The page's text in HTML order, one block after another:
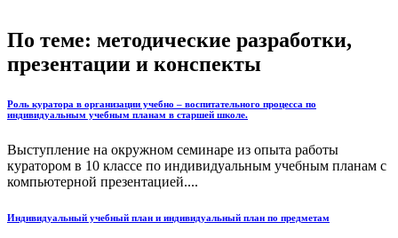
По теме: методические разработки,
презентации и конспекты
Роль куратора в организации учебно – воспитательного процесса по
индивидуальным учебным планам в старшей школе.
Выступление на окружном семинаре из опыта работы
куратором в 10 классе по индивидуальным учебным планам с
компьютерной презентацией....
Индивидуальный учебный план и индивидуальный план по предметам